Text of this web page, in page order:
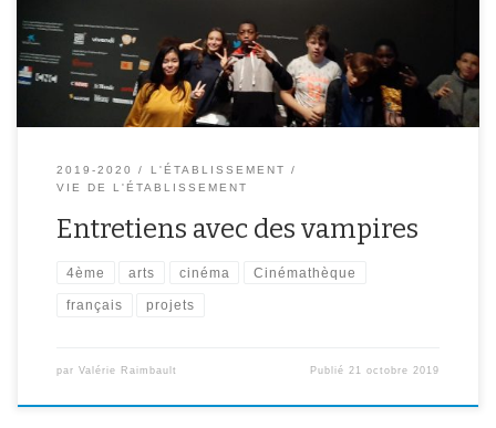
L’objectif final de ce projet est […]
2019-2020
L'ÉTABLISSEMENT
VIE DE L'ÉTABLISSEMENT
Entretiens avec des vampires
4ème arts cinéma Cinémathèque
français projets
par Valérie Raimbault Publié 21 octobre 2019